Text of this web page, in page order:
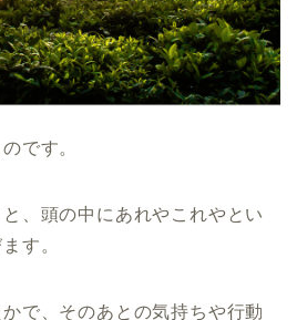
です。
、頭の中にあれやこれやとい
す。
で、そのあとの気持ちや行動